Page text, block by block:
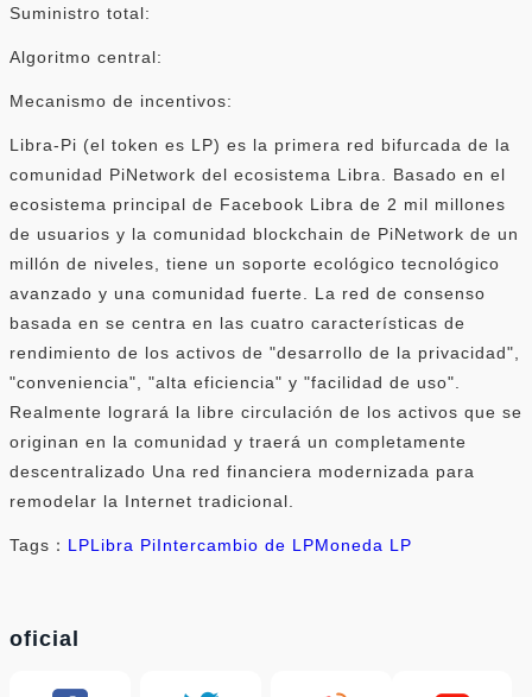
Suministro total:
Algoritmo central:
Mecanismo de incentivos:
Libra-Pi (el token es LP) es la primera red bifurcada de la
comunidad PiNetwork del ecosistema Libra. Basado en el
ecosistema principal de Facebook Libra de 2 mil millones
de usuarios y la comunidad blockchain de PiNetwork de un
millón de niveles, tiene un soporte ecológico tecnológico
avanzado y una comunidad fuerte. La red de consenso
basada en se centra en las cuatro características de
rendimiento de los activos de "desarrollo de la privacidad",
"conveniencia", "alta eficiencia" y "facilidad de uso".
Realmente logrará la libre circulación de los activos que se
originan en la comunidad y traerá un completamente
descentralizado Una red financiera modernizada para
remodelar la Internet tradicional.
Tags： LPLibra PiIntercambio de LPMoneda LP
oficial